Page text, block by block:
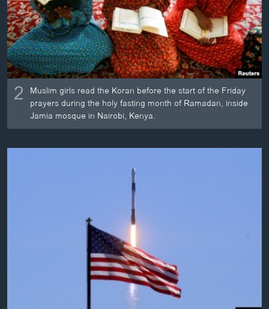
2 Muslim girls read the Koran before the start of the Friday
prayers during the holy fasting month of Ramadan, inside
Jamia mosque in Nairobi, Kenya.